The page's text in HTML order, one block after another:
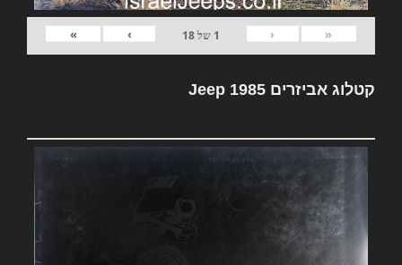
«
‹
1 של18
›
»
קטלוג אביזרים Jeep 1985